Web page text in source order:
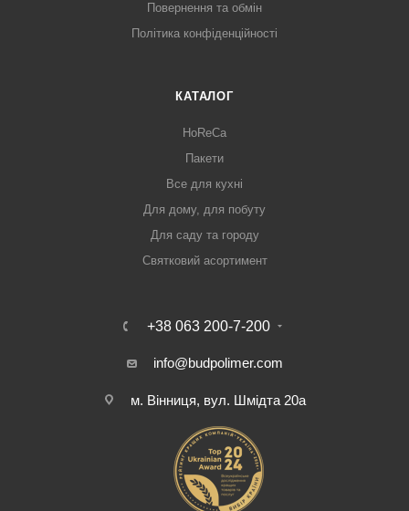
Повернення та обмін
Політика конфіденційності
КАТАЛОГ
HoReCa
Пакети
Все для кухні
Для дому, для побуту
Для саду та городу
Святковий асортимент
+38 063 200-7-200
info@budpolimer.com
м. Вінниця, вул. Шмідта 20а